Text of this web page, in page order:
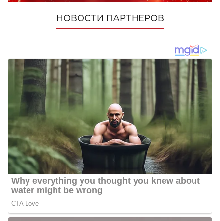
НОВОСТИ ПАРТНЕРОВ